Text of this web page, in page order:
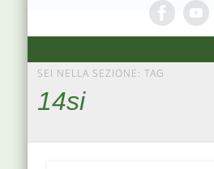
SEI NELLA SEZIONE: TAG
14si